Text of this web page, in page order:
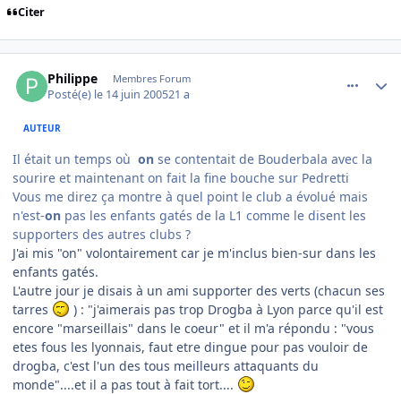
Citer
Philippe Membres Forum
Posté(e) le 14 juin 200521 a
AUTEUR
Il était un temps où on se contentait de Bouderbala avec la
sourire et maintenant on fait la fine bouche sur Pedretti
Vous me direz ça montre à quel point le club a évolué mais
n'est-on pas les enfants gatés de la L1 comme le disent les
supporters des autres clubs ?
J'ai mis "on" volontairement car je m'inclus bien-sur dans les
enfants gatés.
L'autre jour je disais à un ami supporter des verts (chacun ses
tarres
) : "j'aimerais pas trop Drogba à Lyon parce qu'il est
encore "marseillais" dans le coeur" et il m'a répondu : "vous
etes fous les lyonnais, faut etre dingue pour pas vouloir de
drogba, c'est l'un des tous meilleurs attaquants du
monde"....et il a pas tout à fait tort....